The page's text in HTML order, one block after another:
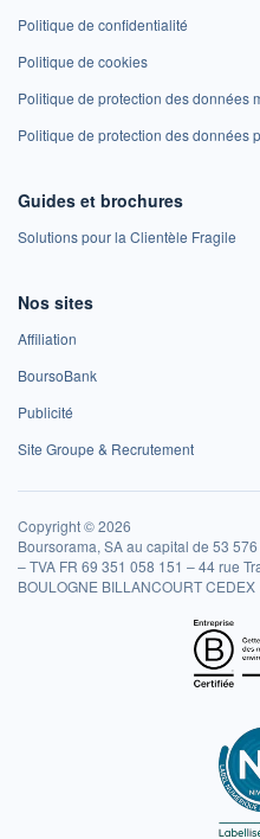
Politique de confidentialité
Politique de cookies
Politique de protection des données
Politique de protection des données
Guides et brochures
Solutions pour la Clientèle Fragile
Nos sites
Affiliation
BoursoBank
Publicité
Site Groupe & Recrutement
Copyright © 2026
Boursorama, SA au capital de 53
– TVA FR 69 351 058 151 – 44 rue
BOULOGNE BILLANCOURT CEDEX